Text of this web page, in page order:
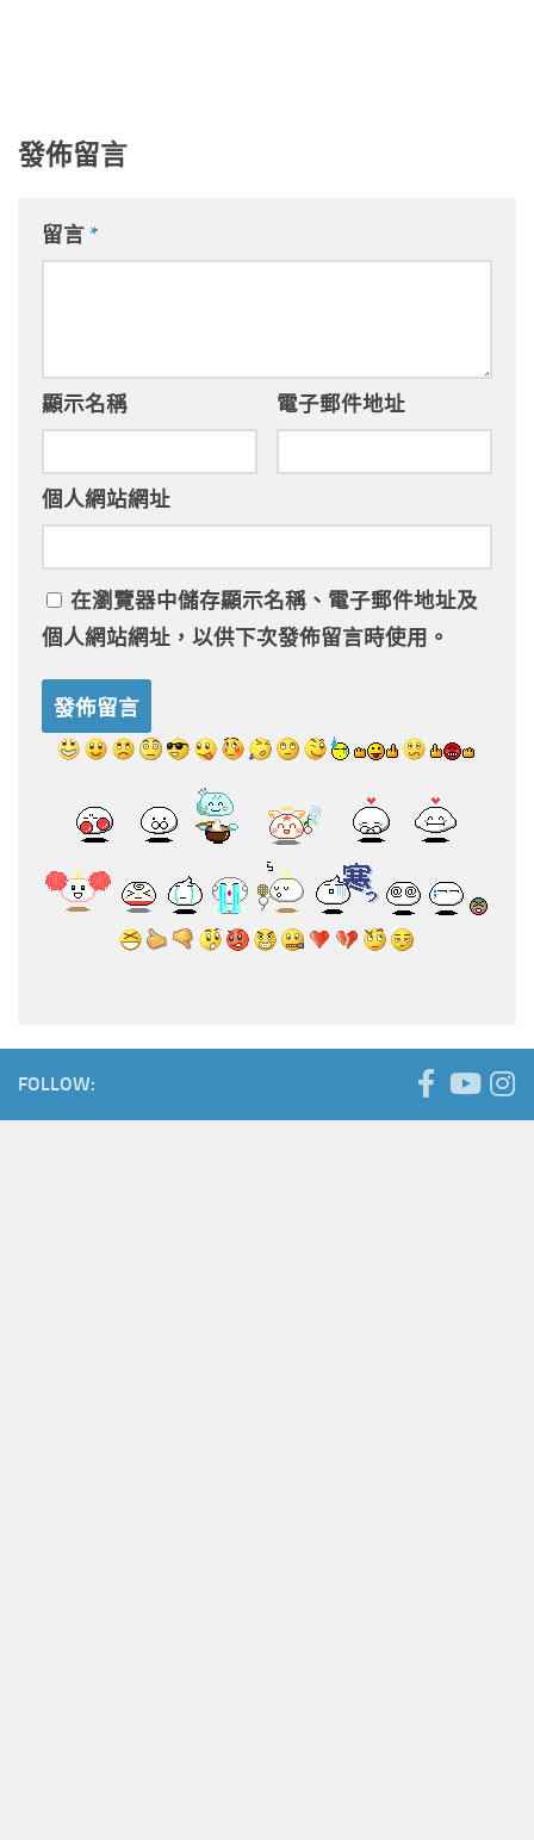
發佈留言
留言 *
顯示名稱 電子郵件地址
個人網站網址
在瀏覽器中儲存顯示名稱、電子郵件地址及
個人網站網址，以供下次發佈留言時使用。
FOLLOW: